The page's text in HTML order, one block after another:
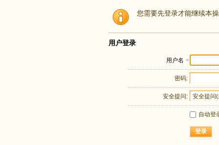
您需要先登录才能继续本
用户登录
用户名
密码:
安全提问:
自动登
登录